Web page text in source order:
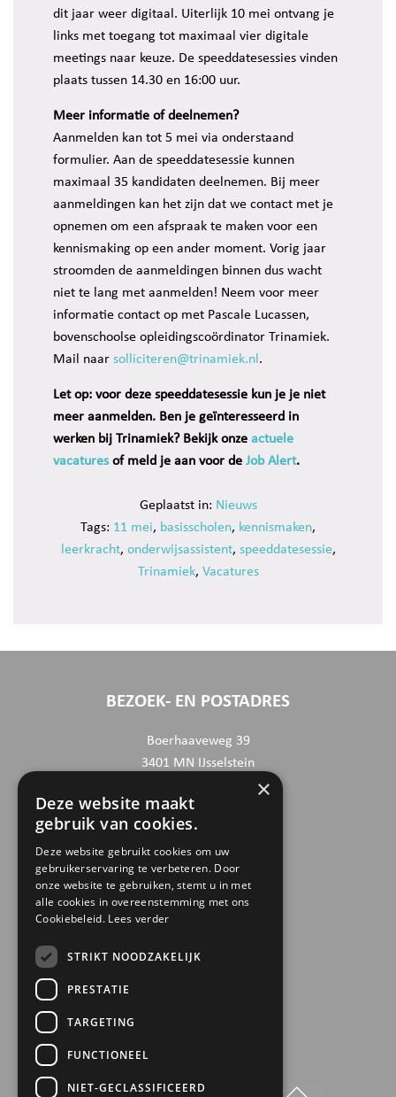
dit jaar weer digitaal. Uiterlijk 10 mei ontvang je
links met toegang tot maximaal vier digitale
meetings naar keuze. De speeddatesessies vinden
plaats tussen 14.30 en 16:00 uur.
Meer informatie of deelnemen?
Aanmelden kan tot 5 mei via onderstaand
formulier. Aan de speeddatesessie kunnen
maximaal 35 kandidaten deelnemen. Bij meer
aanmeldingen kan het zijn dat we contact met je
opnemen om een afspraak te maken voor een
kennismaking op een ander moment. Vorig jaar
stroomden de aanmeldingen binnen dus wacht
niet te lang met aanmelden! Neem voor meer
informatie contact op met Pascale Lucassen,
bovenschoolse opleidingscoördinator Trinamiek.
Mail naar solliciteren@trinamiek.nl .
Let op: voor deze speeddatesessie kun je je niet
meer aanmelden. Ben je geïnteresseerd in
werken bij Trinamiek? Bekijk onze actuele
vacaturesof meld je aan voor de Job Alert.
Geplaatst in: Nieuws
Tags: 11 mei, basisscholen, kennismaken,
leerkracht, onderwijsassistent, speeddatesessie,
Trinamiek, Vacatures
BEZOEK- EN POSTADRES
Boerhaaveweg 39
3401 MN IJsselstein
CONTACTGEGEVENS
030 6868444
info@trinamiek.nl
financien@trinamiek.nl
Bestuursnummer: 77975
×
Deze website maakt
gebruik van cookies.
Deze website gebruikt cookies om uw
gebruikerservaring te verbeteren. Door
onze website te gebruiken, stemt u in met
alle cookies in overeenstemming met ons
Cookiebeleid. Lees verder
STRIKT NOODZAKELIJK
PRESTATIE
TARGETING
FUNCTIONEEL
NIET-GECLASSIFICEERD